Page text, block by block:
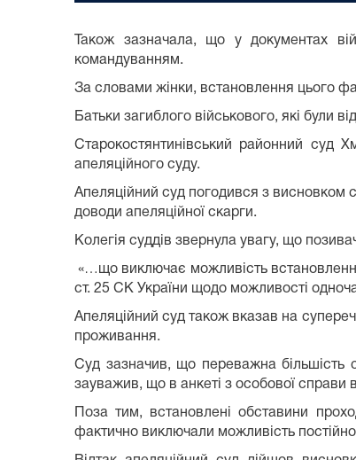
Також зазначала, що у документах
командуванням.
За словами жінки, встановлення цього
Батьки загиблого військового, які були
Старокостянтинівський районний суд
апеляційного суду.
Апеляційний суд погодився з висновком
доводи апеляційної скарги.
Колегія суддів звернула увагу, що
«…що виключає можливість
ст. 25 СК України щодо можливості
Апеляційний суд також вказав на
проживання.
Суд зазначив, що переважна
зауважив, що в анкеті з особової справи
Поза тим, встановлені обставини
фактично виключали можливість